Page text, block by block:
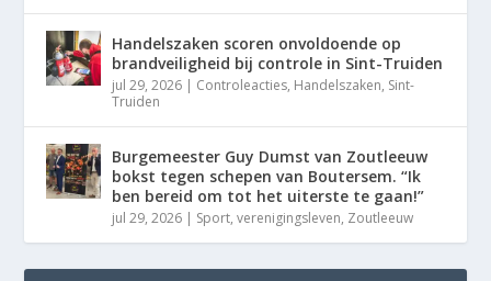
Handelszaken scoren onvoldoende op
brandveiligheid bij controle in Sint-Truiden
jul 29, 2026 | Controleacties, Handelszaken, Sint-
Truiden
Burgemeester Guy Dumst van Zoutleeuw
bokst tegen schepen van Boutersem. “Ik
ben bereid om tot het uiterste te gaan!”
jul 29, 2026 | Sport,verenigingsleven, Zoutleeuw